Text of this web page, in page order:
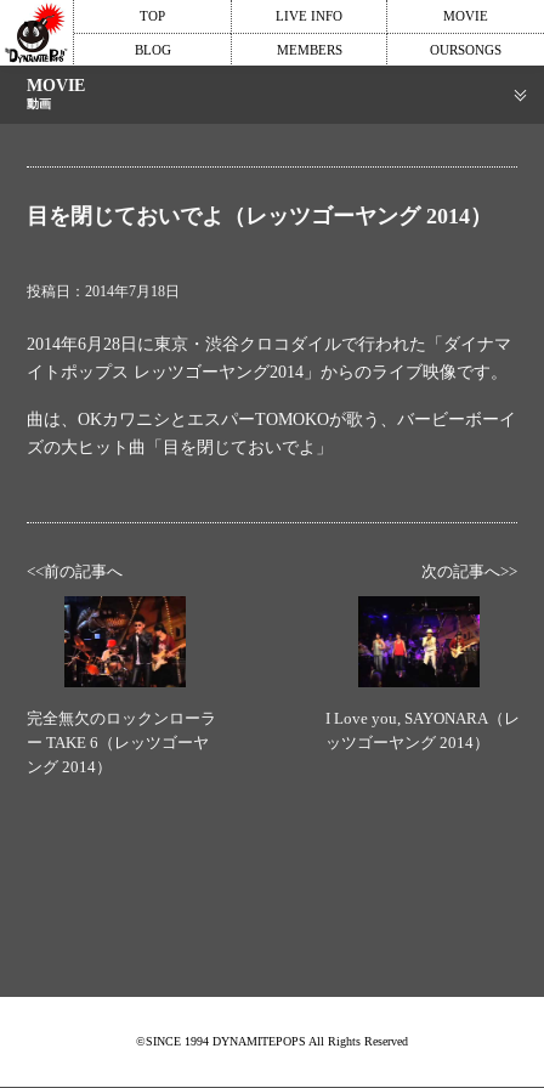
TOP LIVE INFO MOVIE
BLOG MEMBERS OURSONGS
MOVIE
動画
目を閉じておいでよ（レッツゴーヤング 2014）
投稿日：2014年7月18日
2014年6月28日に東京・渋谷クロコダイルで行われた「ダイナマ
イトポップス レッツゴーヤング2014」からのライブ映像です。
曲は、OKカワニシとエスパーTOMOKOが歌う、バービーボーイ
ズの大ヒット曲「目を閉じておいでよ」
<<前の記事へ
完全無欠のロックンローラ
ー TAKE 6（レッツゴーヤ
ング 2014）
次の記事へ>>
I Love you, SAYONARA（レ
ッツゴーヤング 2014）
©SINCE 1994 DYNAMITEPOPS All Rights Reserved